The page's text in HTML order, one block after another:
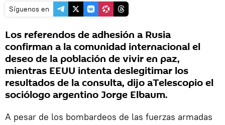
Síguenos en
Los referendos de adhesión a Rusia
confirman a la comunidad internacional el
deseo de la población de vivir en paz,
mientras EEUU intenta deslegitimar los
resultados de la consulta, dijo aTelescopio el
sociólogo argentino Jorge Elbaum.
A pesar de los bombardeos de las fuerzas armadas